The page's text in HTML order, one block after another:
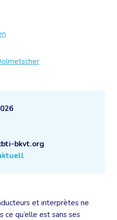
bkvt.org
et interprètes ne
qu’elle est sans ses